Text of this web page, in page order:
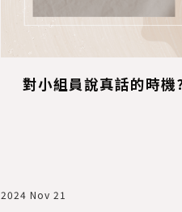
對小組員說真話的時機
2024 Nov 21